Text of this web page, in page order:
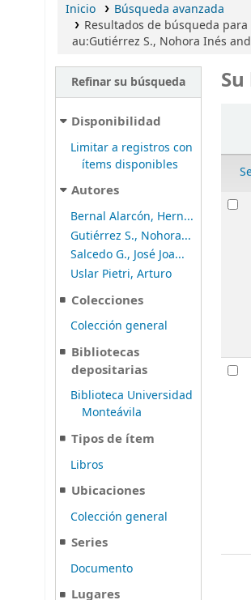
Inicio
Búsqueda avanzada
Resultados de búsqueda
au:Gutiérrez S., Nohora Inés
Refinar su búsqueda
Disponibilidad
Limitar a registros con
ítems disponibles
Autores
Bernal Alarcón, Hern...
Gutiérrez S., Nohora...
Salcedo G., José Joa...
Uslar Pietri, Arturo
Colecciones
Colección general
Bibliotecas
depositarias
Biblioteca Universidad
Monteávila
Tipos de ítem
Libros
Ubicaciones
Colección general
Series
Documento
Lugares